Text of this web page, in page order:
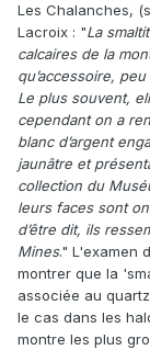
Les Chalanches,
Lacroix : "La
calcaires de la
qu’accessoire,
Le plus souvent,
cependant on a
blanc d’argent
jaunâtre et
collection du
leurs faces sont
d’être dit, ils
Mines." L'examen
montrer que la
associée au
le cas dans les
montre les plus